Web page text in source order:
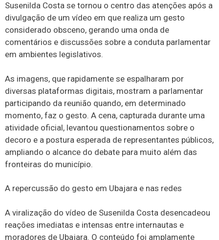
Susenilda Costa se tornou o centro das atenções após a
divulgação de um vídeo em que realiza um gesto
considerado obsceno, gerando uma onda de
comentários e discussões sobre a conduta parlamentar
em ambientes legislativos.
As imagens, que rapidamente se espalharam por
diversas plataformas digitais, mostram a parlamentar
participando da reunião quando, em determinado
momento, faz o gesto. A cena, capturada durante uma
atividade oficial, levantou questionamentos sobre o
decoro e a postura esperada de representantes públicos,
ampliando o alcance do debate para muito além das
fronteiras do município.
A repercussão do gesto em Ubajara e nas redes
A viralização do vídeo de Susenilda Costa desencadeou
reações imediatas e intensas entre internautas e
moradores de Ubajara. O conteúdo foi amplamente